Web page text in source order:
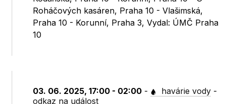
Roháčových kasáren, Praha 10 - Vlašimská,
Praha 10 - Korunní, Praha 3, Vydal: ÚMČ Praha
10
03. 06. 2025, 17:00 - 02:00 - havárie vody -
odkaz na událost